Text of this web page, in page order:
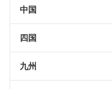
中国
四国
九州